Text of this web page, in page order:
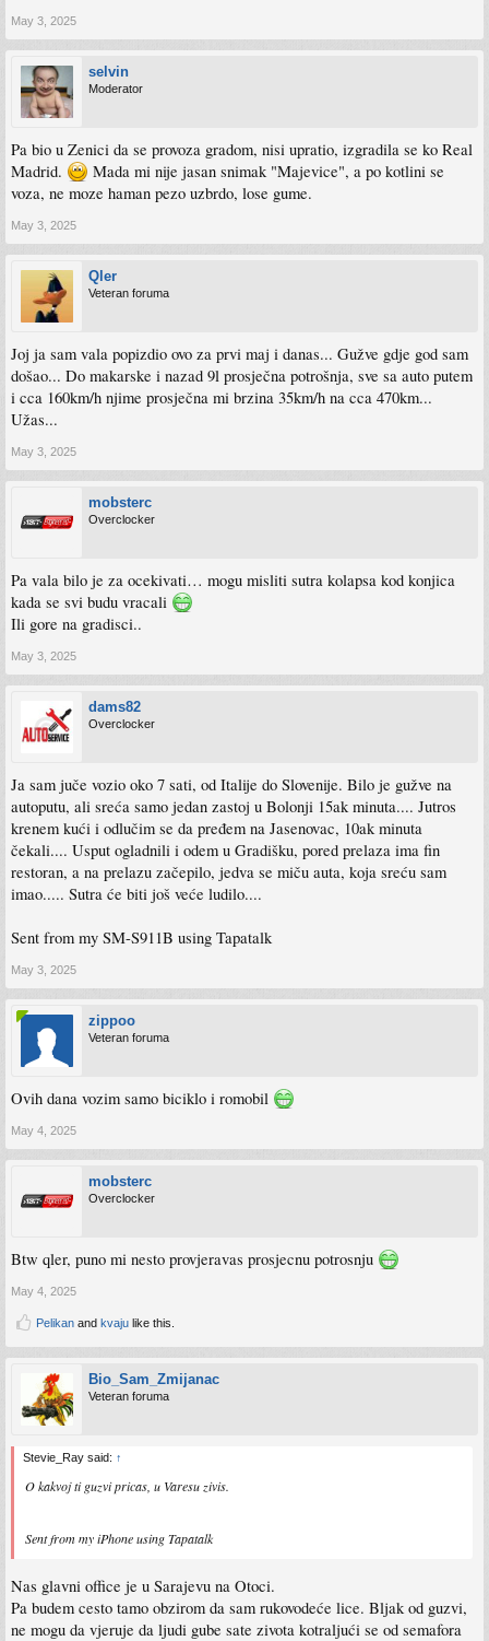
May 3, 2025
selvin
Moderator
Pa bio u Zenici da se provoza gradom, nisi upratio, izgradila se ko Real
Madrid.
Mada mi nije jasan snimak "Majevice", a po kotlini se
voza, ne moze haman pezo uzbrdo, lose gume.
May 3, 2025
Qler
Veteran foruma
Joj ja sam vala popizdio ovo za prvi maj i danas... Gužve gdje god sam
došao... Do makarske i nazad 9l prosječna potrošnja, sve sa auto putem
i cca 160km/h njime prosječna mi brzina 35km/h na cca 470km...
Užas...
May 3, 2025
mobsterc
Overclocker
Pa vala bilo je za ocekivati… mogu misliti sutra kolapsa kod konjica
kada se svi budu vracali
Ili gore na gradisci..
May 3, 2025
dams82
Overclocker
Ja sam juče vozio oko 7 sati, od Italije do Slovenije. Bilo je gužve na
autoputu, ali sreća samo jedan zastoj u Bolonji 15ak minuta.... Jutros
krenem kući i odlučim se da pređem na Jasenovac, 10ak minuta
čekali.... Usput ogladnili i odem u Gradišku, pored prelaza ima fin
restoran, a na prelazu začepilo, jedva se miču auta, koja sreću sam
imao..... Sutra će biti još veće ludilo....
Sent from my SM-S911B using Tapatalk
May 3, 2025
zippoo
Veteran foruma
Ovih dana vozim samo biciklo i romobil
May 4, 2025
mobsterc
Overclocker
Btw qler, puno mi nesto provjeravas prosjecnu potrosnju
May 4, 2025
Pelikan and kvaju like this.
Bio_Sam_Zmijanac
Veteran foruma
Stevie_Ray said: ↑
O kakvoj ti guzvi pricas, u Varesu zivis.
Sent from my iPhone using Tapatalk
Nas glavni office je u Sarajevu na Otoci.
Pa budem cesto tamo obzirom da sam rukovodeće lice. Bljak od guzvi,
ne mogu da vjeruje da ljudi gube sate zivota kotraljući se od semafora